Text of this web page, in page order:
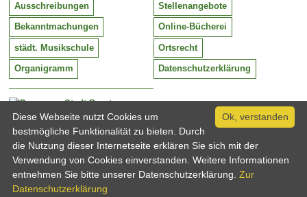
Stadt Barntrup
Mittelstraße 38
32683 Barntrup
Tel:
Email:
05263 / 409-0
info@barntrup.de
Ausschreibungen Stellenangebote
Bekanntmachungen Online-Bücherei
städt. Musikschule Ortsrecht
Organigramm Datenschutzerklärung
Ok, verstanden
Diese Webseite nutzt Cookies um
bestmögliche Funktionalität zu bieten. Durch
die Nutzung dieser Internetseite erklären Sie sich mit der
Verwendung von Cookies einverstanden. Weitere Informationen
entnehmen Sie bitte unserer Datenschutzerklärung. Zur
Datenschutzerklärung